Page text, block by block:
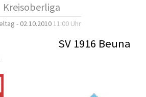
Kreisoberliga
- 02.10.2010 11:00 Uhr
SV 1916 Beuna